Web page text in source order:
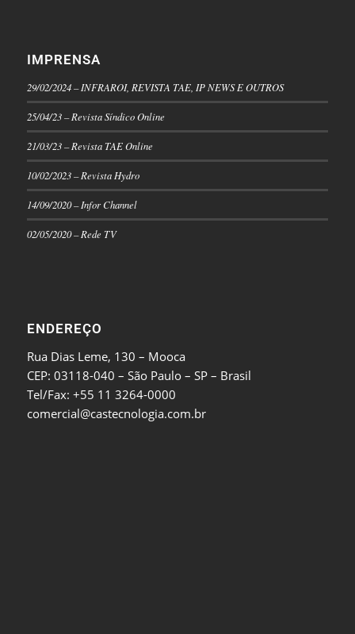
IMPRENSA
29/02/2024 – INFRAROI, REVISTA TAE, IP NEWS E OUTROS
25/04/23 – Revista Síndico Online
21/03/23 – Revista TAE Online
10/02/2023 – Revista Hydro
14/09/2020 – Infor Channel
02/05/2020 – Rede TV
ENDEREÇO
Rua Dias Leme, 130 – Mooca
CEP: 03118-040 – São Paulo – SP – Brasil
Tel/Fax: +55 11 3264-0000
comercial@castecnologia.com.br